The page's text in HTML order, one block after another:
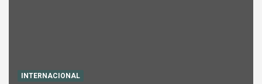
INTERNACIONAL